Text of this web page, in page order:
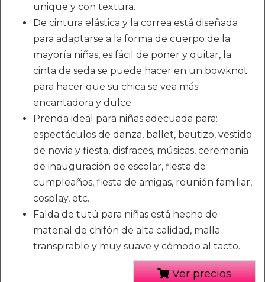
unique y con textura.
De cintura elástica y la correa está diseñada
para adaptarse a la forma de cuerpo de la
mayoría niñas, es fácil de poner y quitar, la
cinta de seda se puede hacer en un bowknot
para hacer que su chica se vea más
encantadora y dulce.
Prenda ideal para niñas adecuada para:
espectáculos de danza, ballet, bautizo, vestido
de novia y fiesta, disfraces, músicas, ceremonia
de inauguración de escolar, fiesta de
cumpleaños, fiesta de amigas, reunión familiar,
cosplay, etc.
Falda de tutú para niñas está hecho de
material de chifón de alta calidad, malla
transpirable y muy suave y cómodo al tacto.
Ver precios